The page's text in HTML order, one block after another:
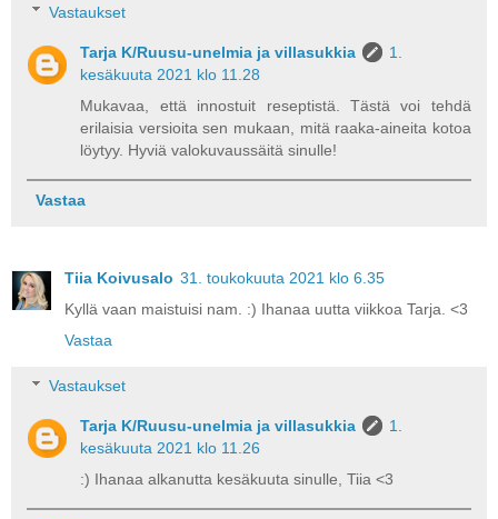
Vastaukset
Tarja K/Ruusu-unelmia ja villasukkia
1.
kesäkuuta 2021 klo 11.28
Mukavaa, että innostuit reseptistä. Tästä voi tehdä
erilaisia versioita sen mukaan, mitä raaka-aineita kotoa
löytyy. Hyviä valokuvaussäitä sinulle!
Vastaa
Tiia Koivusalo 31. toukokuuta 2021 klo 6.35
Kyllä vaan maistuisi nam. :) Ihanaa uutta viikkoa Tarja. <3
Vastaa
Vastaukset
Tarja K/Ruusu-unelmia ja villasukkia
1.
kesäkuuta 2021 klo 11.26
:) Ihanaa alkanutta kesäkuuta sinulle, Tiia <3